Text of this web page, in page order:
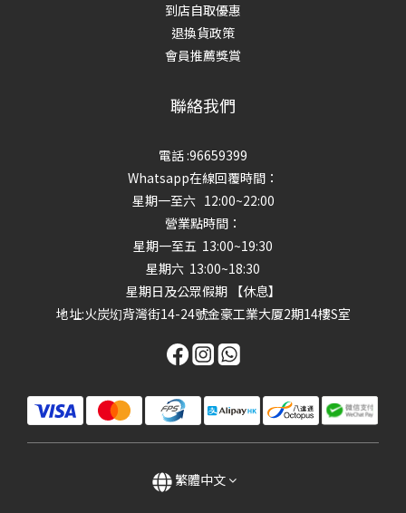
到店自取優惠
退換貨政策
會員推薦獎賞
聯絡我們
電話 :96659399
Whatsapp在線回覆時間：
星期一至六 12:00~22:00
營業點時間：
星期一至五 13:00~19:30
星期六 13:00~18:30
星期日及公眾假期 【休息】
地址:火炭㘭背灣街14-24號金豪工業大厦2期14樓S室
繁體中文